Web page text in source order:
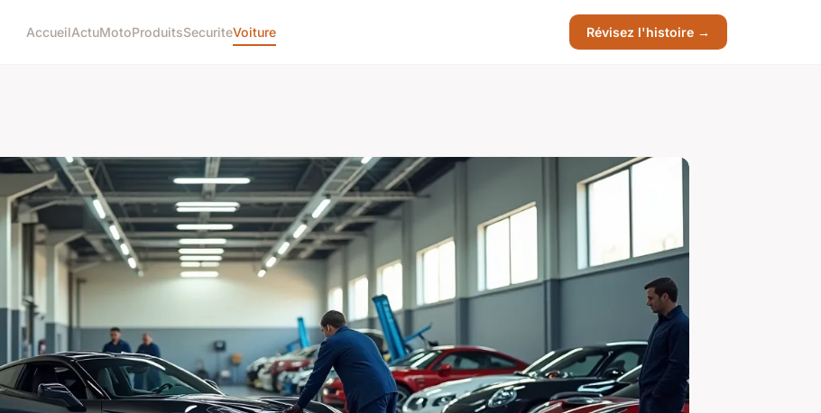
AccueilActuMotoProduitsSecuriteVoiture Révisez l'histoire →